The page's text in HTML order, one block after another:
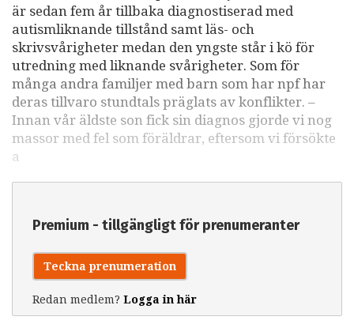
är sedan fem år tillbaka diagnostiserad med
autismliknande tillstånd samt läs- och
skrivsvårigheter medan den yngste står i kö för
utredning med liknande svårigheter. Som för
många andra familjer med barn som har npf har
deras tillvaro stundtals präglats av konflikter. –
Innan vår äldste son fick sin diagnos gjorde vi nog
massor med fel som föräldrar, eftersom vi försökte
a
Premium - tillgängligt för prenumeranter
Teckna prenumeration
Redan medlem? Logga in här